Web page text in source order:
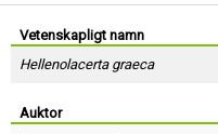
Vetenskapligt namn
Hellenolacerta graeca
Auktor
Lösenord: